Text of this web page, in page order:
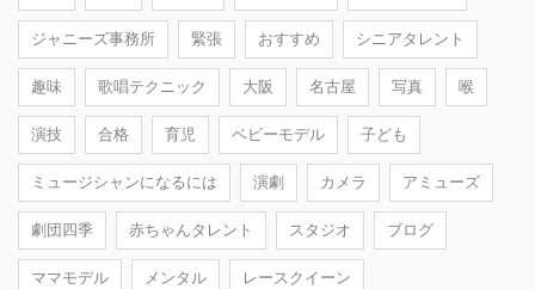
ジャニーズ事務所 緊張 おすすめ シニアタレント
趣味 歌唱テクニック 大阪 名古屋 写真 喉
演技 合格 育児 ベビーモデル 子ども
ミュージシャンになるには 演劇 カメラ アミューズ
劇団四季 赤ちゃんタレント スタジオ ブログ
ママモデル メンタル レースクイーン